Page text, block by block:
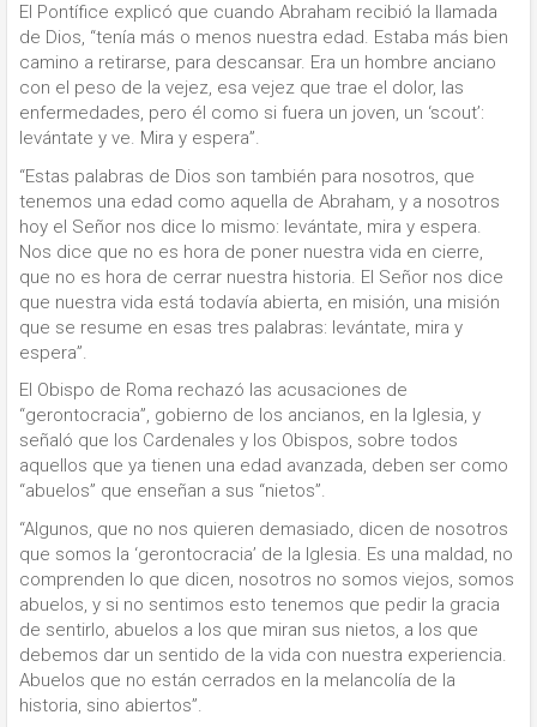
El Pontífice explicó que cuando Abraham recibió la llamada
de Dios, “tenía más o menos nuestra edad. Estaba más bien
camino a retirarse, para descansar. Era un hombre anciano
con el peso de la vejez, esa vejez que trae el dolor, las
enfermedades, pero él como si fuera un joven, un ‘scout’:
levántate y ve. Mira y espera”.
“Estas palabras de Dios son también para nosotros, que
tenemos una edad como aquella de Abraham, y a nosotros
hoy el Señor nos dice lo mismo: levántate, mira y espera.
Nos dice que no es hora de poner nuestra vida en cierre,
que no es hora de cerrar nuestra historia. El Señor nos dice
que nuestra vida está todavía abierta, en misión, una misión
que se resume en esas tres palabras: levántate, mira y
espera”.
El Obispo de Roma rechazó las acusaciones de
“gerontocracia”, gobierno de los ancianos, en la Iglesia, y
señaló que los Cardenales y los Obispos, sobre todos
aquellos que ya tienen una edad avanzada, deben ser como
“abuelos” que enseñan a sus “nietos”.
“Algunos, que no nos quieren demasiado, dicen de nosotros
que somos la ‘gerontocracia’ de la Iglesia. Es una maldad, no
comprenden lo que dicen, nosotros no somos viejos, somos
abuelos, y si no sentimos esto tenemos que pedir la gracia
de sentirlo, abuelos a los que miran sus nietos, a los que
debemos dar un sentido de la vida con nuestra experiencia.
Abuelos que no están cerrados en la melancolía de la
historia, sino abiertos”.